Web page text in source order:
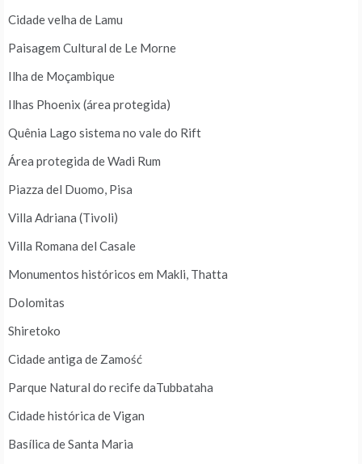
Cidade velha de Lamu
Paisagem Cultural de Le Morne
Ilha de Moçambique
Ilhas Phoenix (área protegida)
Quênia Lago sistema no vale do Rift
Área protegida de Wadi Rum
Piazza del Duomo, Pisa
Villa Adriana (Tivoli)
Villa Romana del Casale
Monumentos históricos em Makli, Thatta
Dolomitas
Shiretoko
Cidade antiga de Zamość
Parque Natural do recife daTubbataha
Cidade histórica de Vigan
Basílica de Santa Maria